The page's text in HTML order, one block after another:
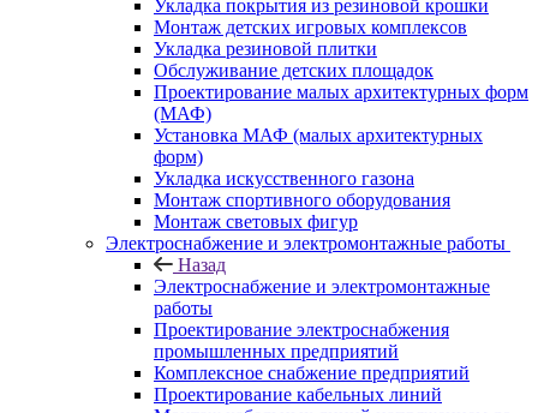
Укладка покрытия из резиновой крошки
Монтаж детских игровых комплексов
Укладка резиновой плитки
Обслуживание детских площадок
Проектирование малых архитектурных форм
(МАФ)
Установка МАФ (малых архитектурных
форм)
Укладка искусственного газона
Монтаж спортивного оборудования
Монтаж световых фигур
Электроснабжение и электромонтажные работы
Назад
Электроснабжение и электромонтажные
работы
Проектирование электроснабжения
промышленных предприятий
Комплексное снабжение предприятий
Проектирование кабельных линий